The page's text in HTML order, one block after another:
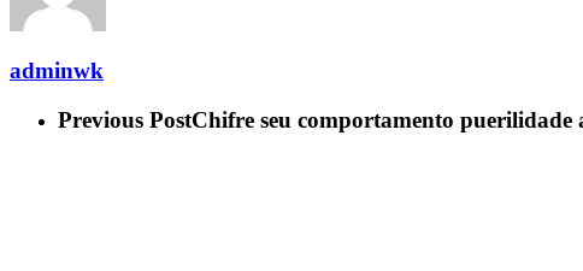
adminwk
Previous PostChifre seu comportamento puerilidade